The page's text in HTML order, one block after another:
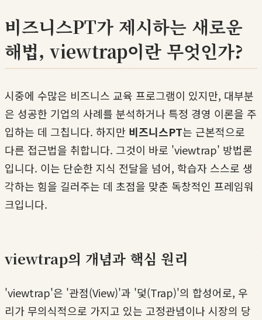
비즈니스PT가 제시하는 새로운
해법, viewtrap이란 무엇인가?
시중에 수많은 비즈니스 교육 프로그램이 있지만, 대부분
은 성공한 기업의 사례를 분석하거나 특정 경영 이론을 주
입하는 데 그칩니다. 하지만 비즈니스PT는 근본적으로
다른 접근법을 취합니다. 그것이 바로 'viewtrap' 방법론
입니다. 이는 단순한 지식 전달을 넘어, 학습자 스스로 생
각하는 힘을 길러주는 데 초점을 맞춘 독창적인 프레임워
크입니다.
viewtrap의 개념과 핵심 원리
'viewtrap'은 '관점(View)'과 '덫(Trap)'의 합성어로, 우
리가 무의식적으로 가지고 있는 고정관념이나 시장의 당